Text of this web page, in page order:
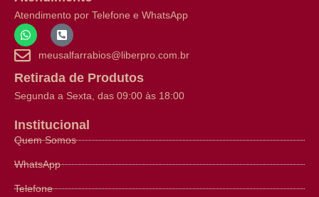
Atendimento por Telefone e WhatsApp
meusalfarrabios@liberpro.com.br
Retirada de Produtos
Segunda a Sexta, das 09:00 às 18:00
Institucional
Quem Somos
WhatsApp
Telefone